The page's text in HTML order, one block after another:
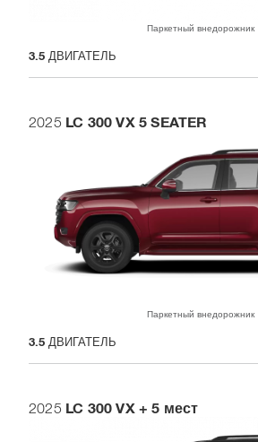
Паркетный внедорожник
3.5 ДВИГАТЕЛЬ
2025 LC 300 VX 5 SEATER
Паркетный внедорожник
3.5 ДВИГАТЕЛЬ
2025 LC 300 VX + 5 мест